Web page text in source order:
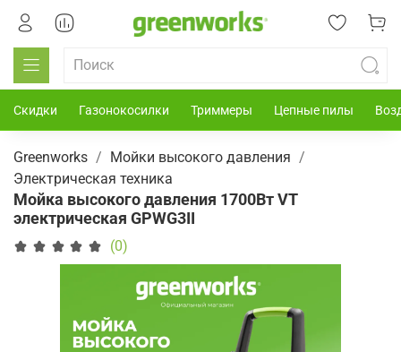
Скидки Газонокосилки Триммеры Цепные пилы
Greenworks
Мойки высокого давления
Электрическая техника
Мойка высокого давления 1700Вт VT
электрическая GPWG3II
(0)